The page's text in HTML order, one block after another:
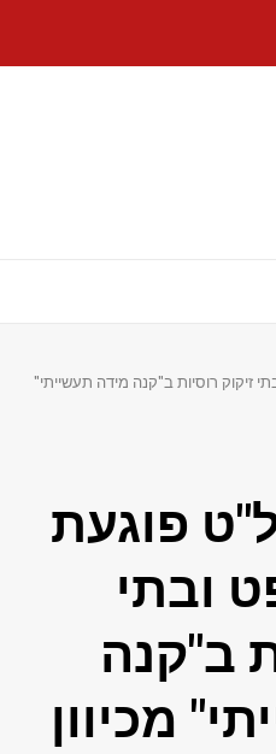
זיקוק רוסיות ב"קנה מידה תעשייתי"
פוגעת
ובתי
ב"קנה
מכיוון